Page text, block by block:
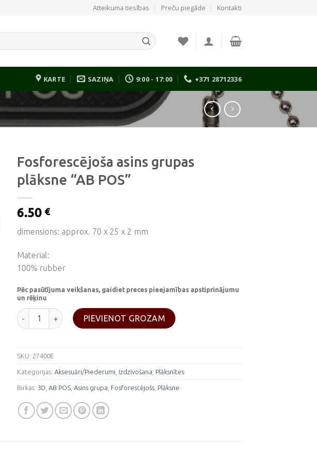
Atteikuma tiesības Preču piegāde Kontakti
KARTE SAZIŅA 9:00 - 17:00 +371 28712336
Fosforescējoša asins grupas
plāksne “AB POS”
6.50€
dimensions: approx. 70 x 25 x 2 mm
Material:
100% rubber
Pēc pasūtījuma veikšanas, gaidiet preces pieejamības apstiprinājumu
un rēķinu
Fosforescējoša asins grupas plāksne "AB POS" daudzums
PIEVIENOT GROZAM
SKU: 27400E
Kategorijas:Aksesuāri/Piederumi Izdzīvošana Plāksnītes
Birkas: 3D ,AB POS ,Asins grupa Fosforescējošs Plāksne